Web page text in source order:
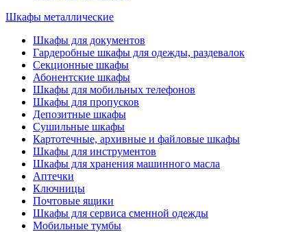
Шкафы металлические
Шкафы для документов
Гардеробные шкафы для одежды, раздевалок
Секционные шкафы
Абонентские шкафы
Шкафы для мобильных телефонов
Шкафы для пропусков
Депозитные шкафы
Сушильные шкафы
Картотечные, архивные и файловые шкафы
Шкафы для инструментов
Шкафы для хранения машинного масла
Аптечки
Ключницы
Почтовые ящики
Шкафы для сервиса сменной одежды
Мобильные тумбы